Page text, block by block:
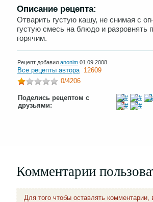
Описание рецепта:
Отварить густую кашу, не снимая с
густую смесь на блюдо и разровнять
горячим.
Рецепт добавил anonim 01.09.2008
Все рецепты автора 12609
0/4206
Поделись рецептом с
друзьями:
Комментарии
Для того чтобы оставлять